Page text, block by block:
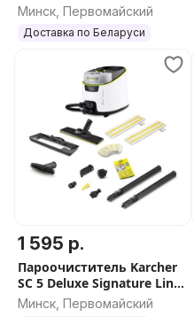
Минск, Первомайский
Доставка по Беларуси
1 595 р.
Пароочиститель Karcher
SC 5 Deluxe Signature Line
1.513-491.0
Минск, Первомайский